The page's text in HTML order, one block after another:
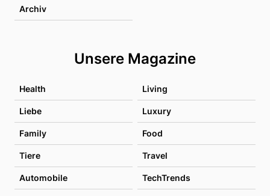
Archiv
Unsere Magazine
Health Living
Liebe Luxury
Family Food
Tiere Travel
Automobile TechTrends